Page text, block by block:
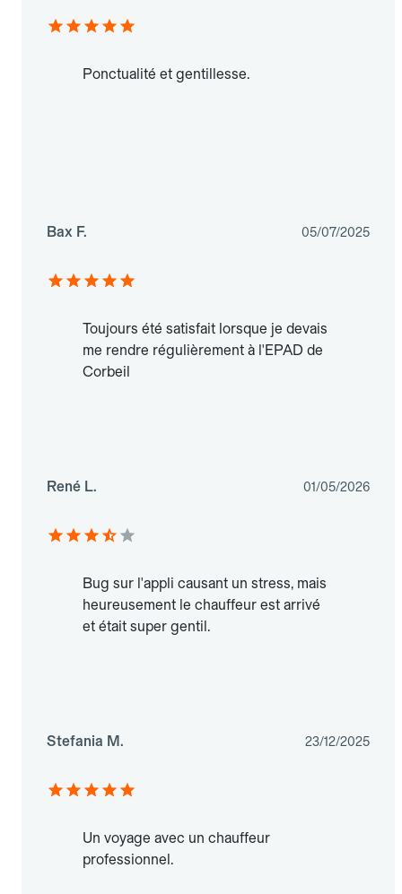
Ponctualité et gentillesse.
Bax F. 05/07/2025
Toujours été satisfait lorsque je devais
me rendre régulièrement à l'EPAD de
Corbeil
René L. 01/05/2026
Bug sur l'appli causant un stress, mais
heureusement le chauffeur est arrivé
et était super gentil.
Stefania M. 23/12/2025
Un voyage avec un chauffeur
professionnel.